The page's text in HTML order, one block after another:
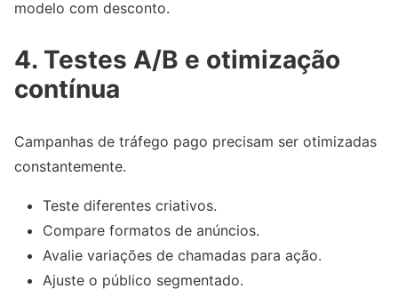
modelo com desconto.
4. Testes A/B e otimização
contínua
Campanhas de tráfego pago precisam ser otimizadas
constantemente.
Teste diferentes criativos.
Compare formatos de anúncios.
Avalie variações de chamadas para ação.
Ajuste o público segmentado.